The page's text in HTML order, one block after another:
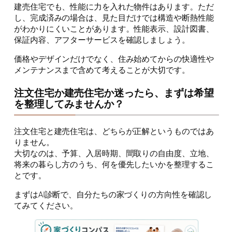
建売住宅でも、性能に力を入れた物件はあります。ただ
し、完成済みの場合は、見た目だけでは構造や断熱性能
がわかりにくいことがあります。性能表示、設計図書、
保証内容、アフターサービスを確認しましょう。
価格やデザインだけでなく、住み始めてからの快適性や
メンテナンスまで含めて考えることが大切です。
注文住宅か建売住宅か迷ったら、まずは希望
を整理してみませんか？
注文住宅と建売住宅は、どちらが正解というものではあ
りません。
大切なのは、予算、入居時期、間取りの自由度、立地、
将来の暮らし方のうち、何を優先したいかを整理するこ
とです。
まずはAI診断で、自分たちの家づくりの方向性を確認し
てみてください。